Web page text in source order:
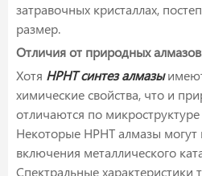
затравочных кристаллах,
размер.
Отличия от природных
Хотя HPHT синтез алмазы
химические свойства, что и
отличаются по
Некоторые HPHT алмазы
включения металлического
Спектральные характеристики